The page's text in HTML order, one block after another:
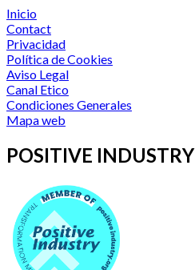
Inicio
Contact
Privacidad
Política de Cookies
Aviso Legal
Canal Etico
Condiciones Generales
Mapa web
POSITIVE INDUSTRY